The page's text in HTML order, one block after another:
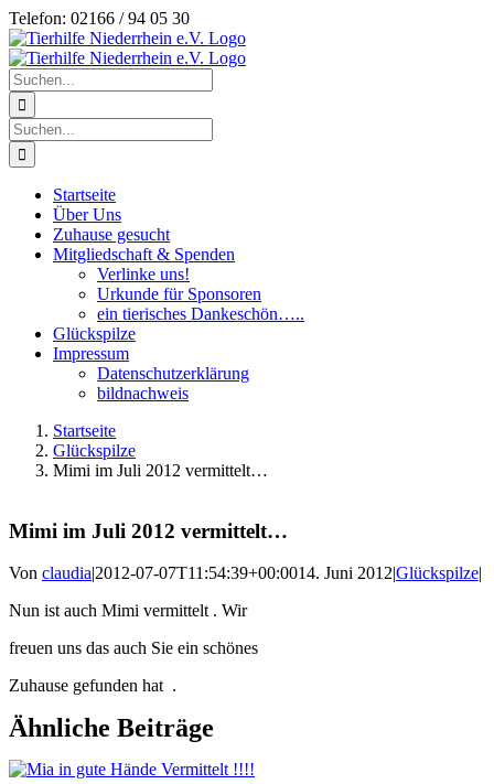
Zum
Inhalt
springen
Telefon: 02166 / 94 05 30
Suche
nach:
Suche
nach:
Startseite
Über Uns
Zuhause gesucht
Mitgliedschaft & Spenden
Verlinke uns!
Urkunde für Sponsoren
ein tierisches Dankeschön…..
Glückspilze
Impressum
Datenschutzerklärung
bildnachweis
Startseite
Glückspilze
Mimi im Juli 2012 vermittelt…
Mimi im Juli 2012 vermittelt…
Von claudia|2012-07-07T11:54:39+00:0014. Juni 2012|Glückspilze|
Nun ist auch Mimi vermittelt . Wir
freuen uns das auch Sie ein schönes
Zuhause gefunden hat .
Ähnliche Beiträge